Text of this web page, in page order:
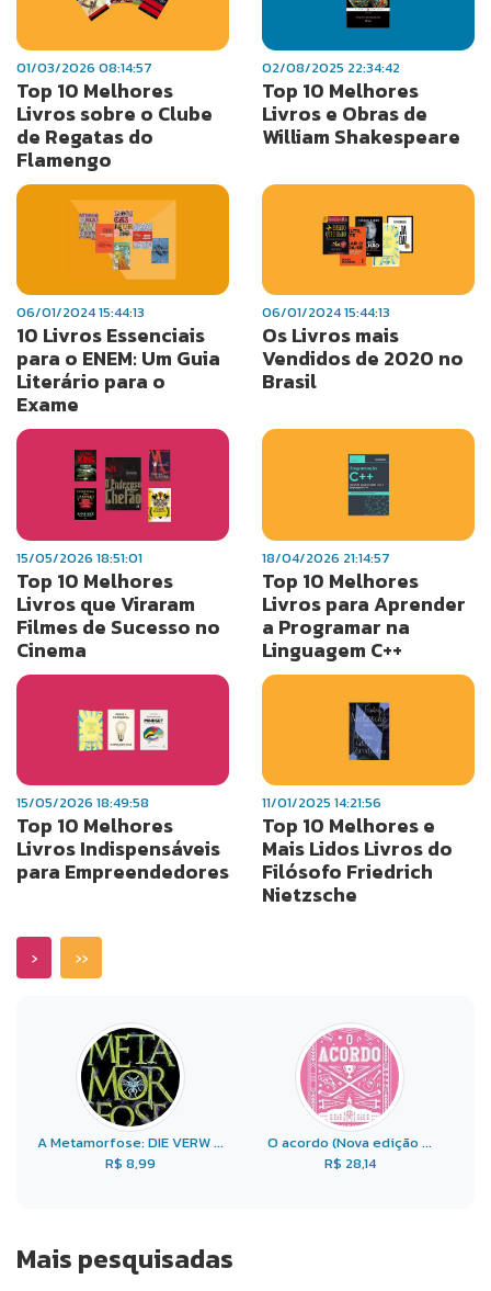
01/03/2026 08:14:57
Top 10 Melhores
Livros sobre o Clube
de Regatas do
Flamengo
02/08/2025 22:34:42
Top 10 Melhores
Livros e Obras de
William Shakespeare
06/01/2024 15:44:13
10 Livros Essenciais
para o ENEM: Um Guia
Literário para o
Exame
06/01/2024 15:44:13
Os Livros mais
Vendidos de 2020 no
Brasil
15/05/2026 18:51:01
Top 10 Melhores
Livros que Viraram
Filmes de Sucesso no
Cinema
18/04/2026 21:14:57
Top 10 Melhores
Livros para Aprender
a Programar na
Linguagem C++
15/05/2026 18:49:58
Top 10 Melhores
Livros Indispensáveis
para Empreendedores
11/01/2025 14:21:56
Top 10 Melhores e
Mais Lidos Livros do
Filósofo Friedrich
Nietzsche
› ››
A Metamorfose: DIE VERW ...
R$ 8,99
O acordo (Nova edição ...
R$ 28,14
Mais pesquisadas